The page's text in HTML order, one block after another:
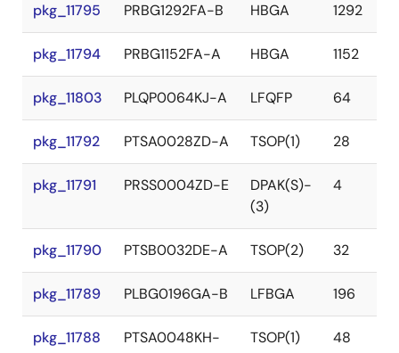
pkg_11795 PRBG1292FA-B HBGA 1292
pkg_11794 PRBG1152FA-A HBGA 1152
pkg_11803 PLQP0064KJ-A LFQFP 64
pkg_11792 PTSA0028ZD-A TSOP(1) 28
pkg_11791 PRSS0004ZD-E
DPAK(S)-
(3)
4
pkg_11790 PTSB0032DE-A TSOP(2) 32
pkg_11789 PLBG0196GA-B LFBGA 196
pkg_11788
PTSA0048KH-
TSOP(1) 48